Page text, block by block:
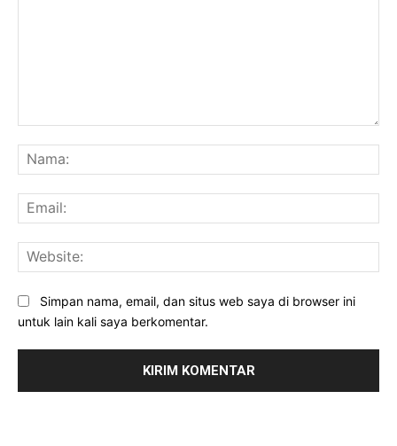
Simpan nama, email, dan situs web saya di browser ini
untuk lain kali saya berkomentar.